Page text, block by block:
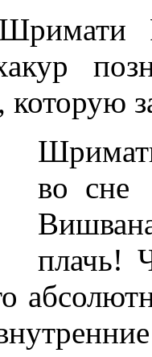
которую
во сне
плачь!